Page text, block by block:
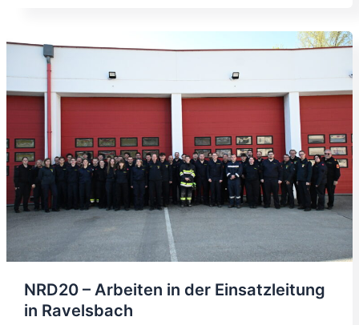
NRD20 – Arbeiten in der Einsatzleitung
in Ravelsbach